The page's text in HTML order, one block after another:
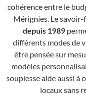
cohérence entre le
Mérignies. Le
depuis 1989
différents modes de
être pensée sur
modèles
souplesse aide aussi à
locaux sans